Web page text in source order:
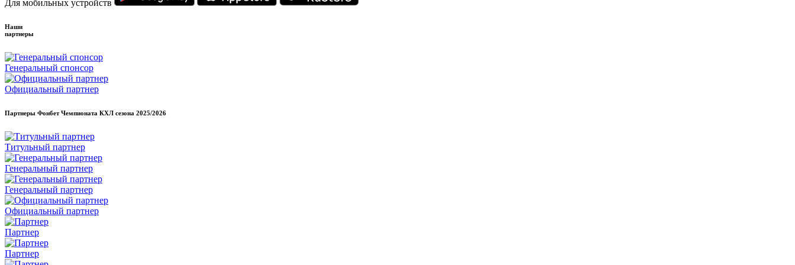
Для мобильных устройств
Наши
партнеры
Генеральный спонсор
Официальный партнер
Партнеры Фонбет Чемпионата КХЛ сезона 2025/2026
Титульный партнер
Генеральный партнер
Генеральный партнер
Официальный партнер
Партнер
Партнер